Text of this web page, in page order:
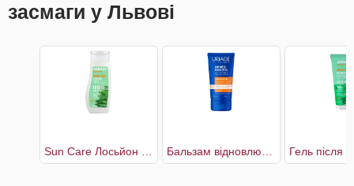
засмаги у Львові